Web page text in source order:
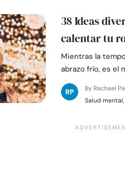
38 Ideas
calentar tu
Mientras la
abrazo frío, es el
By Rachael
Salud